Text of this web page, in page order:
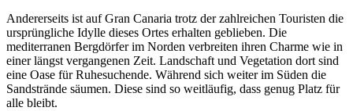
Andererseits ist auf Gran Canaria trotz der zahlreichen Touristen die
ursprüngliche Idylle dieses Ortes erhalten geblieben. Die
mediterranen Bergdörfer im Norden verbreiten ihren Charme wie in
einer längst vergangenen Zeit. Landschaft und Vegetation dort sind
eine Oase für Ruhesuchende. Während sich weiter im Süden die
Sandstrände säumen. Diese sind so weitläufig, dass genug Platz für
alle bleibt.